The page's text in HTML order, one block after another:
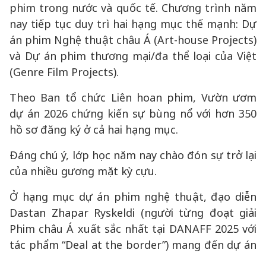
phim trong nước và quốc tế. Chương trình năm
nay tiếp tục duy trì hai hạng mục thế mạnh: Dự
án phim Nghệ thuật châu Á (Art-house Projects)
và Dự án phim thương mại/đa thể loại của Việt
(Genre Film Projects).
Theo Ban tổ chức Liên hoan phim, Vườn ươm
dự án 2026 chứng kiến sự bùng nổ với hơn 350
hồ sơ đăng ký ở cả hai hạng mục.
Đáng chú ý, lớp học năm nay chào đón sự trở lại
của nhiều gương mặt kỳ cựu.
Ở hạng mục dự án phim nghệ thuật, đạo diễn
Dastan Zhapar Ryskeldi (người từng đoạt giải
Phim châu Á xuất sắc nhất tại DANAFF 2025 với
tác phẩm “Deal at the border”) mang đến dự án